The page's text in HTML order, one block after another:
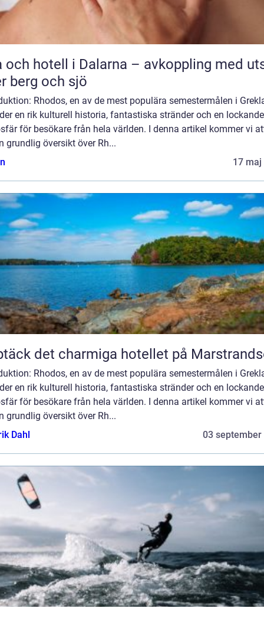
och hotell i Dalarna – avkoppling med
berg och sjö
Rhodos, en av de mest populära semestermålen i
en rik kulturell historia, fantastiska stränder och en lockande
för besökare från hela världen. I denna artikel kommer vi
grundlig översikt över Rh...
17 maj
det charmiga hotellet på
Rhodos, en av de mest populära semestermålen i
en rik kulturell historia, fantastiska stränder och en lockande
för besökare från hela världen. I denna artikel kommer vi
grundlig översikt över Rh...
Dahl
03 september